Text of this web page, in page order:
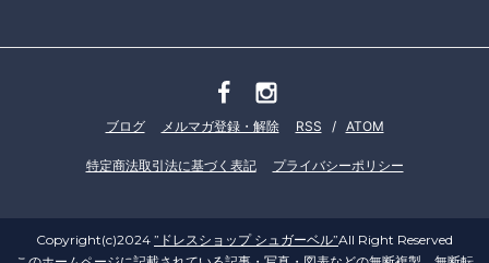
ブログ メルマガ登録・解除 RSS / ATOM
特定商法取引法に基づく表記 プライバシーポリシー
Copyright(c)2024 ”ドレスショップ シュガーベル”All Right Reserved